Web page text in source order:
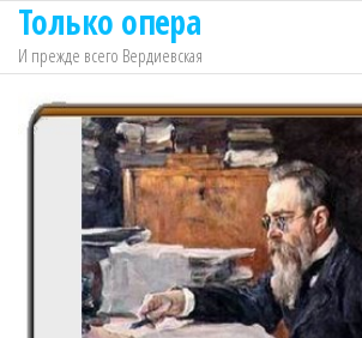
Перейти
содержимому
Только опера
И прежде всего Вердиевская